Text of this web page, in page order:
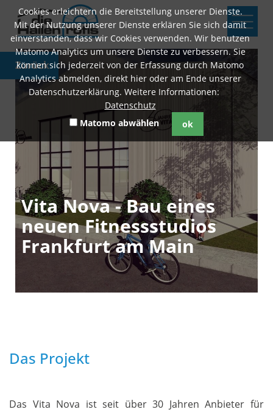
Cookies erleichtern die Bereitstellung unserer Dienste.
Mit der Nutzung unserer Dienste erklären Sie sich damit
einverstanden, dass wir Cookies verwenden. Wir benutzen
Matomo Analytics um unsere Dienste zu verbessern. Sie
können sich jederzeit von der Erfassung durch Matomo
Analytics abmelden, direkt hier oder am Ende unserer
Datenschutzerklärung. Weitere Informationen:
Datenschutz
Matomo abwählen
ok
Zurück
Vita Nova - Bau eines
neuen Fitness­studios
Frank­furt am Main
Das Projekt
Das Vita Nova ist seit über 30 Jahren Anbieter für